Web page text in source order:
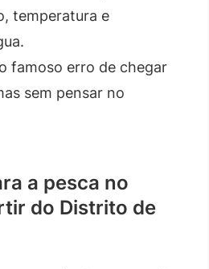
temperatura e
famoso erro de chegar
sem pensar no
a pesca no
do Distrito de